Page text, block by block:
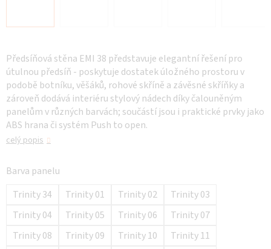
Předsíňová stěna EMI 38 představuje elegantní řešení pro
útulnou předsíň - poskytuje dostatek úložného prostoru v
podobě botníku, věšáků, rohové skříně a závěsné skříňky a
zároveň dodává interiéru stylový nádech díky čalouněným
panelům v různých barvách; součástí jsou i praktické prvky jako
ABS hrana či systém Push to open.
celý popis
Barva panelu
Trinity 34
Trinity 01 Trinity 02
Trinity 03
Trinity 04
Trinity 05 Trinity 06
Trinity 07
Trinity 08
Trinity 09 Trinity 10
Trinity 11